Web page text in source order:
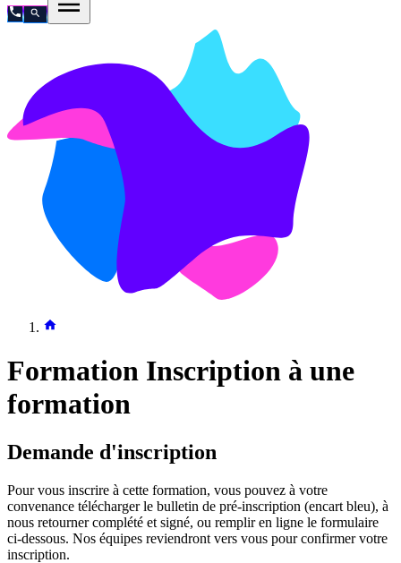
Formation Inscription à une
formation
Demande d'inscription
Pour vous inscrire à cette formation, vous pouvez à votre
convenance télécharger le bulletin de pré-inscription (encart bleu), à
nous retourner complété et signé, ou remplir en ligne le formulaire
ci-dessous. Nos équipes reviendront vers vous pour confirmer votre
inscription.